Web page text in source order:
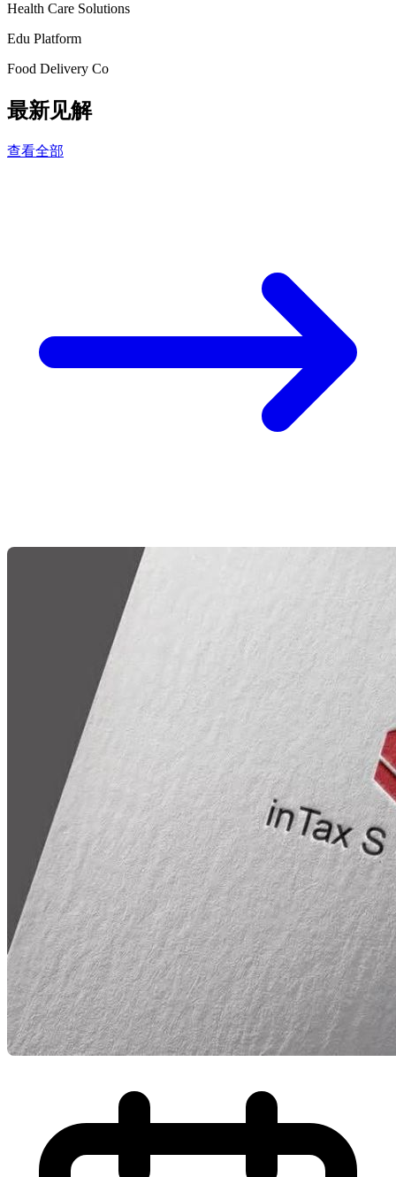
Health Care Solutions
Edu Platform
Food Delivery Co
最新见解
查看全部